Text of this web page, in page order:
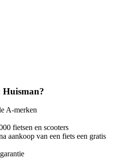
A-merken
fietsen en scooters
aankoop van een fiets een gratis